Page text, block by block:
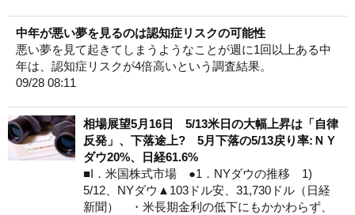
中年が悪い夢を見るのは認知症リスクの可能性
悪い夢を見て起きてしまうようなことが週に1回以上ある中
年は、認知症リスクが4倍高いという調査結果。
09/28 08:11
相場展望5月16日 5/13米日の大幅上昇は「自律
反発」、下落途上? 5月下落の5/13戻り率:ＮＹ
ダウ20%、日経61.6%
■I．米国株式市場 ●1．NYダウの推移 1)
5/12、NYダウ▲103ドル安、31,730ドル（日経
新聞） ・米長期金利の低下にもかかわらず、